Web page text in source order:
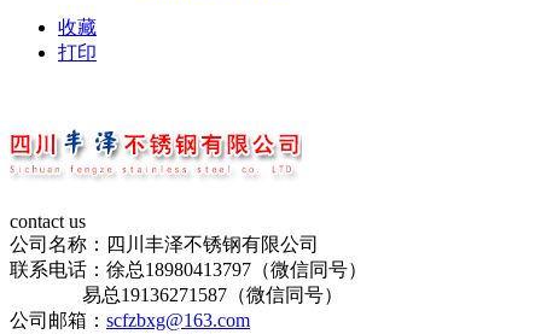
收藏
打印
contact us
公司名称：四川丰泽不锈钢有限公司
联系电话：徐总18980413797（微信同号）
易总19136271587（微信同号）
公司邮箱： scfzbxg@163.com